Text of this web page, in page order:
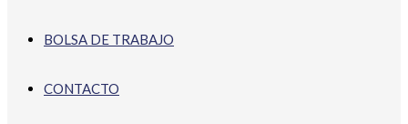
BOLSA DE TRABAJO
CONTACTO